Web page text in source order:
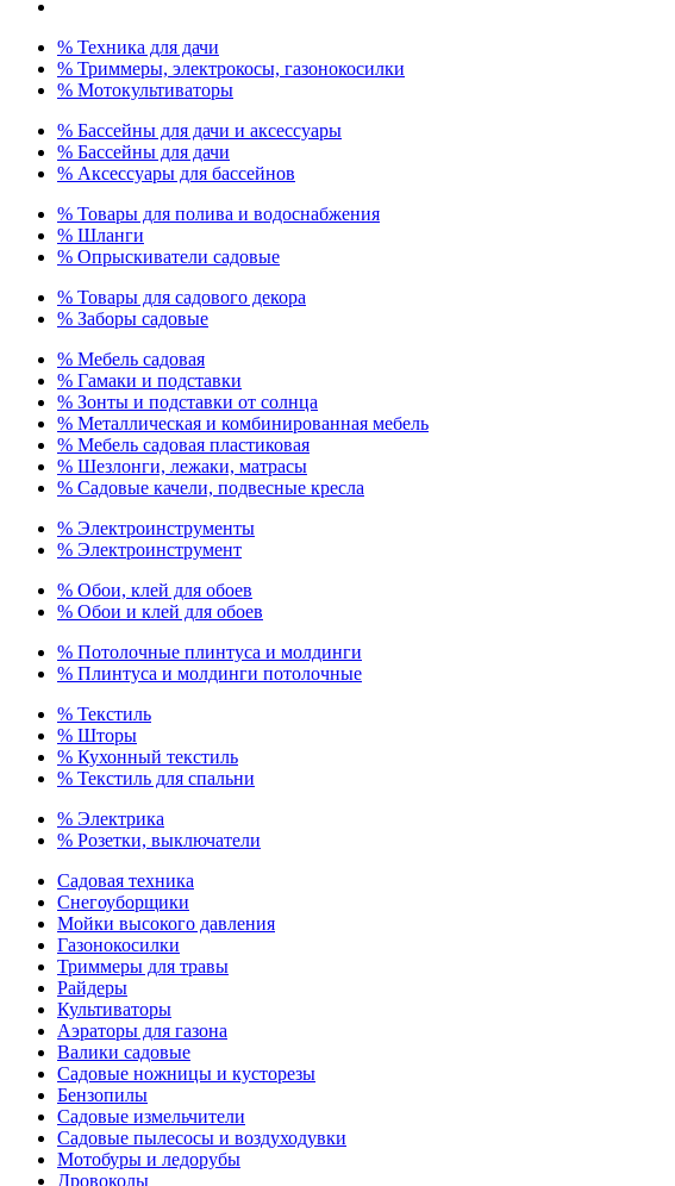
% Техника для дачи
% Триммеры, электрокосы, газонокосилки
% Мотокультиваторы
% Бассейны для дачи и аксессуары
% Бассейны для дачи
% Аксессуары для бассейнов
% Товары для полива и водоснабжения
% Шланги
% Опрыскиватели садовые
% Товары для садового декора
% Заборы садовые
% Мебель садовая
% Гамаки и подставки
% Зонты и подставки от солнца
% Металлическая и комбинированная мебель
% Мебель садовая пластиковая
% Шезлонги, лежаки, матрасы
% Садовые качели, подвесные кресла
% Электроинструменты
% Электроинструмент
% Обои, клей для обоев
% Обои и клей для обоев
% Потолочные плинтуса и молдинги
% Плинтуса и молдинги потолочные
% Текстиль
% Шторы
% Кухонный текстиль
% Текстиль для спальни
% Электрика
% Розетки, выключатели
Садовая техника
Снегоуборщики
Мойки высокого давления
Газонокосилки
Триммеры для травы
Райдеры
Культиваторы
Аэраторы для газона
Валики садовые
Садовые ножницы и кусторезы
Бензопилы
Садовые измельчители
Садовые пылесосы и воздуходувки
Мотобуры и ледорубы
Дровоколы